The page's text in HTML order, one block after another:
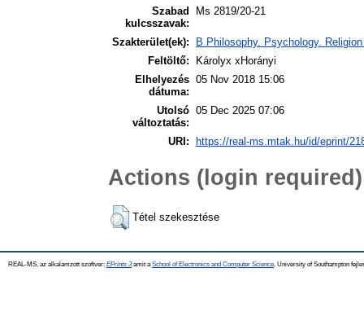
Szabad
kulcsszavak:
Ms 2819/20-21
Szakterület(ek):
B Philosophy. Psychology.
Feltöltő:
Károlyx xHorányi
Elhelyezés
dátuma:
05 Nov 2018 15:06
Utolsó
változtatás:
05 Dec 2025 07:06
URI: https://real-ms.mtak.hu/id/eprint/
Actions (login required)
Tétel szekesztése
REAL-MS, az alkalamzott szoftver: EPrints 3amit a School of Electronics and Computer Science , University of Southampton